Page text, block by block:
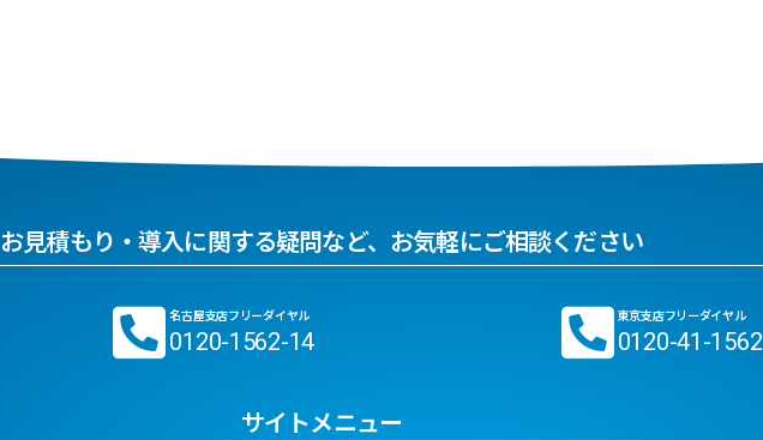
お見積もり・導入に関する疑問など、お気軽にご相談ください
名古屋支店フリーダイヤル
0120-1562-14
東京支店フリーダイヤル
0120-41-1562
サイトメニュー